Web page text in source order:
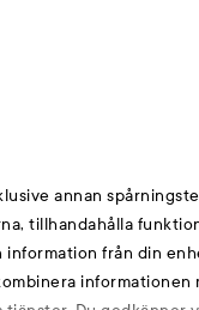
annan
tillhandahålla
från din
informationen